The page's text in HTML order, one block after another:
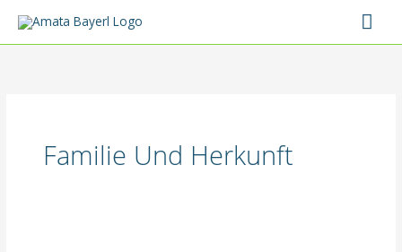
Inhalt
Familie Und Herkunft